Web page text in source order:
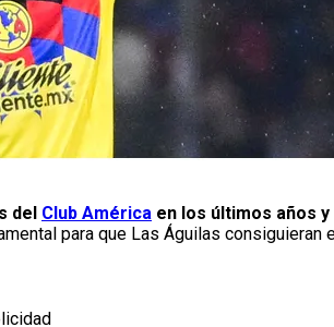
del Club América en los últimos años
para que Las Águilas